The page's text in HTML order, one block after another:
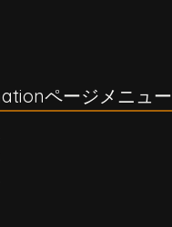
ページメニュー